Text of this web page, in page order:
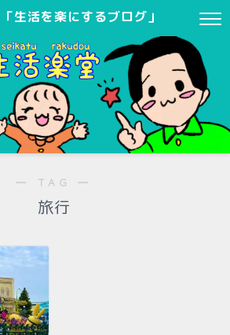
生活を楽にするブログ」
― TAG ―
旅行